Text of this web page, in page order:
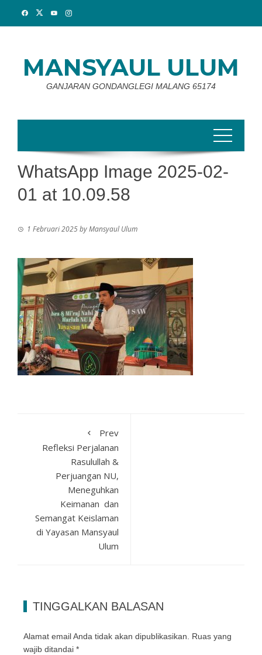
MANSYAUL ULUM
GANJARAN GONDANGLEGI MALANG 65174
WhatsApp Image 2025-02-
01 at 10.09.58
1 Februari 2025byMansyaul Ulum
Prev
Refleksi Perjalanan
Rasulullah &
Perjuangan NU,
Meneguhkan
Keimanan dan
Semangat Keislaman
di Yayasan Mansyaul
Ulum
TINGGALKAN BALASAN
Alamat email Anda tidak akan dipublikasikan. Ruas yang
wajib ditandai *